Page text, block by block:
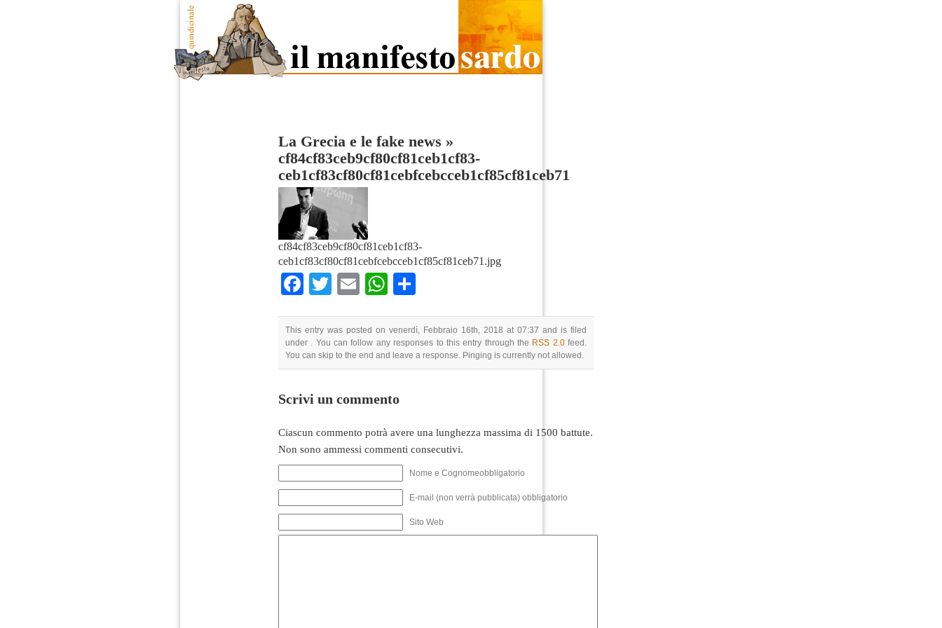
La Grecia e le fake news »
cf84cf83ceb9cf80cf81ceb1cf83-
ceb1cf83cf80cf81cebfcebcceb1cf85cf81ceb71
cf84cf83ceb9cf80cf81ceb1cf83-
ceb1cf83cf80cf81cebfcebcceb1cf85cf81ceb71.jpg
Facebook
TwitterEmailWhatsApp
This entry was posted on venerdì, Febbraio 16th, 2018 at 07:37 and is filed
under . You can follow any responses to this entry through the RSS 2.0feed.
You can skip to the end and leave a response. Pinging is currently not allowed.
Scrivi un commento
Ciascun commento potrà avere una lunghezza massima di 1500 battute.
Non sono ammessi commenti consecutivi.
Nome e Cognomeobbligatorio
E-mail (non verrà pubblicata) obbligatorio
Sito Web